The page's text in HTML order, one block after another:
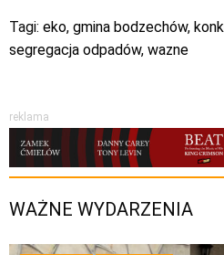
Tagi: eko, gmina bodzechów,
segregacja odpadów, wazne
reklama
WAŻNE WYDARZENIA